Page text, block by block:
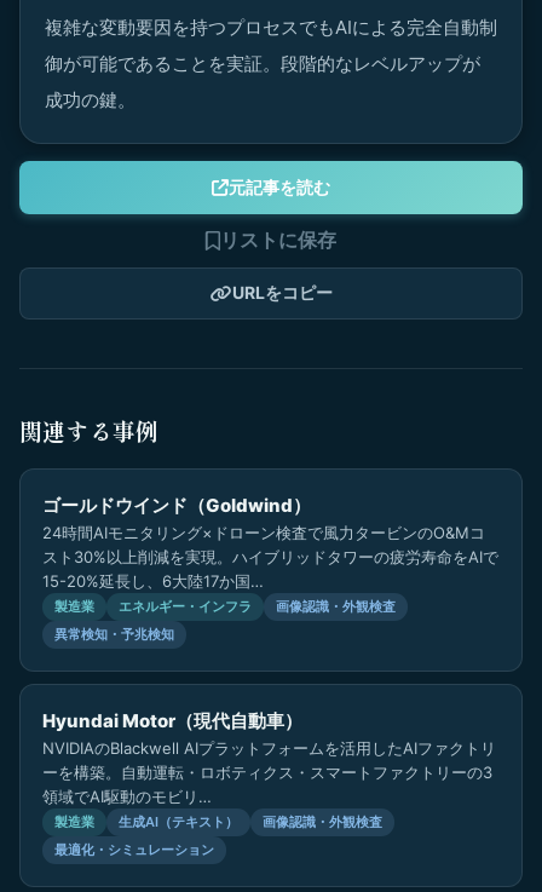
複雑な変動要因を持つプロセスでもAIによる完全自動制
御が可能であることを実証。段階的なレベルアップが
成功の鍵。
元記事を読む
リストに保存
URLをコピー
関連する事例
ゴールドウインド（Goldwind）
24時間AIモニタリング×ドローン検査で風力タービンのO&Mコ
スト30%以上削減を実現。ハイブリッドタワーの疲労寿命をAIで
15-20%延長し、6大陸17か国…
製造業 エネルギー・インフラ
画像認識・外観検査
異常検知・予兆検知
Hyundai Motor（現代自動車）
NVIDIAのBlackwell AIプラットフォームを活用したAIファクトリ
ーを構築。自動運転・ロボティクス・スマートファクトリーの3
領域でAI駆動のモビリ…
製造業 生成AI（テキスト）
画像認識・外観検査
最適化・シミュレーション